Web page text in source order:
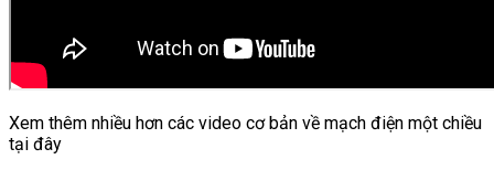
Xem thêm nhiều hơn các video cơ bản về mạch điện một chiều
tại đây